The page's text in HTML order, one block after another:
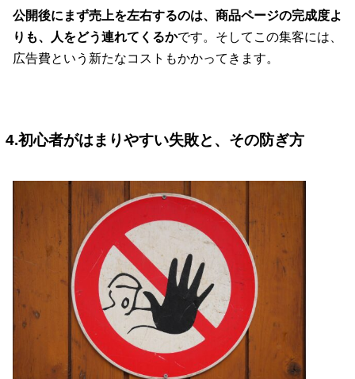
公開後にまず売上を左右するのは、商品ページの完成度よ
りも、人をどう連れてくるかです。そしてこの集客には、
広告費という新たなコストもかかってきます。
4.初心者がはまりやすい失敗と、その防ぎ方